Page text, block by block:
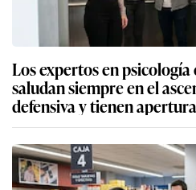
Los expertos en
saludan siempre en el
defensiva y tienen